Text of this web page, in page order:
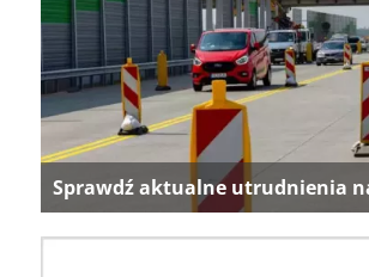
Sprawdź aktualne utrudnienia